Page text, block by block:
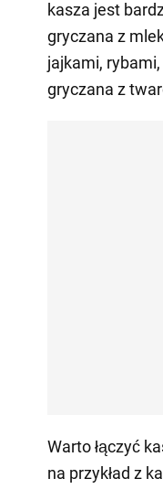
kasza jest
gryczana z
jajkami,
gryczana z
Warto łączyć
na przykład z